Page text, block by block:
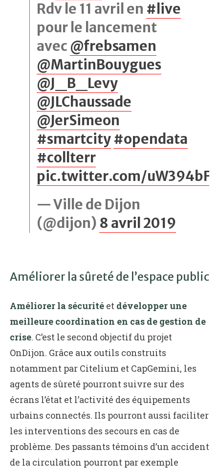
Rdv le 11 avril en #live
pour le lancement
avec @frebsamen
@MartinBouygues
@J_B_Levy
@JLChaussade
@JerSimeon
#smartcity #opendata
#collterr
pic.twitter.com/
— Ville de Dijon
(@dijon) 8 avril 2019
Améliorer la sûreté de l’espace public
Améliorer la sécurité et développer une
meilleure coordination en cas de gestion de
crise. C’est le second objectif du projet
OnDijon. Grâce aux outils construits
notamment par Citelium et CapGemini, les
agents de sûreté pourront suivre sur des
écrans l’état et l’activité des équipements
urbains connectés. Ils pourront aussi faciliter
les interventions des secours en cas de
problème. Des passants témoins d’un accident
de la circulation pourront par exemple